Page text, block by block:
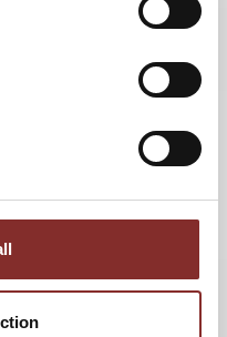
VON WOLFGANG
sicheren Rechts- und
eigenes Land meist
anderen Länder